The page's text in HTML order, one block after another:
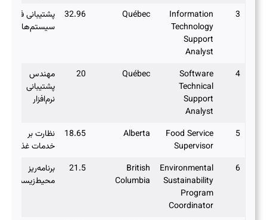
3
Information
Technology
Support
Analyst
Québec
32.96
پشتیبانی فنی
سیستم‌ها
4
Software
Technical
Support
Analyst
Québec
20
مهندس
پشتیبانی
نرم‌افزار
5
Food Service
Supervisor
Alberta
18.65
نظارت بر
خدمات غذایی
6
Environmental
Sustainability
Program
Coordinator
British
Columbia
21.5
برنامه‌ریز
محیط‌زیست